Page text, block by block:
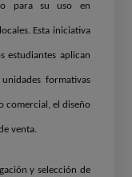
para su uso en
Esta iniciativa
estudiantes aplican
formativas
comercial, el diseño
venta.
y selección de